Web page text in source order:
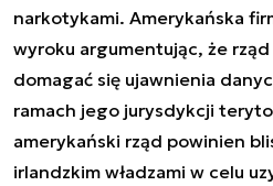
narkotykami. Amerykańska
wyroku argumentując, że
domagać się ujawnienia
ramach jego jurysdykcji
amerykański rząd powinien
irlandzkim władzami w celu